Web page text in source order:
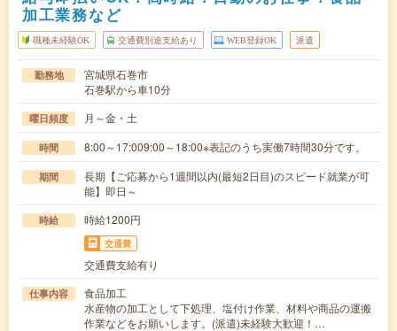
加工業務など
職種未経験OK 交通費別途支給あり WEB登録OK 派遣
勤務地
宮城県石巻市
石巻駅から車10分
曜日頻度 月～金・土
時間 8:00～17:009:00～18:00※表記のうち実働7時間30分です。
期間
長期【ご応募から1週間以内(最短2日目)のスピード就業が可
能】即日～
時給 時給1200円
交通費
交通費支給有り
仕事内容
食品加工
水産物の加工として下処理、塩付け作業、材料や商品の運搬
作業などをお願いします。(派遣)未経験大歓迎！…